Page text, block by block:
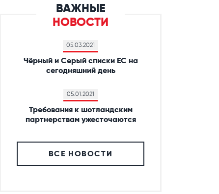
ВАЖНЫЕ
НОВОСТИ
05.03.2021
Чёрный и Серый списки ЕС на
сегодняшний день
05.01.2021
Требования к шотландским
партнерствам ужесточаются
ВСЕ НОВОСТИ